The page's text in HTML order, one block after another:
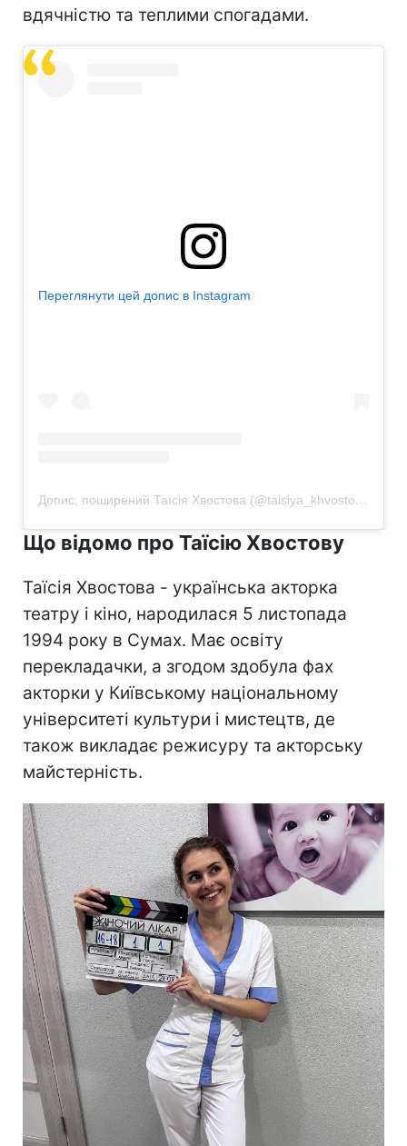
вдячністю та теплими спогадами.
Переглянути цей допис в Instagram
Допис, поширений Таїсія Хвостова (@taisiya_khvostova)
Що відомо про Таїсію Хвостову
Таїсія Хвостова - українська акторка
театру і кіно, народилася 5 листопада
1994 року в Сумах. Має освіту
перекладачки, а згодом здобула фах
акторки у Київському національному
університеті культури і мистецтв, де
також викладає режисуру та акторську
майстерність.